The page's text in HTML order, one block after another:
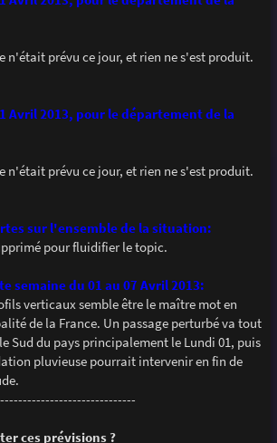
n'était prévu ce jour, et rien ne s'est produit.
Avril 2013, pour le département de la
n'était prévu ce jour, et rien ne s'est produit.
sur l'ensemble de la situation:
pour fluidifier le topic.
semaine du 01 au 07 Avril 2013:
verticaux semble être le maître mot en
de la France. Un passage perturbé va tout
Sud du pays principalement le Lundi 01, puis
pluvieuse pourrait intervenir en fin de
ces prévisions?